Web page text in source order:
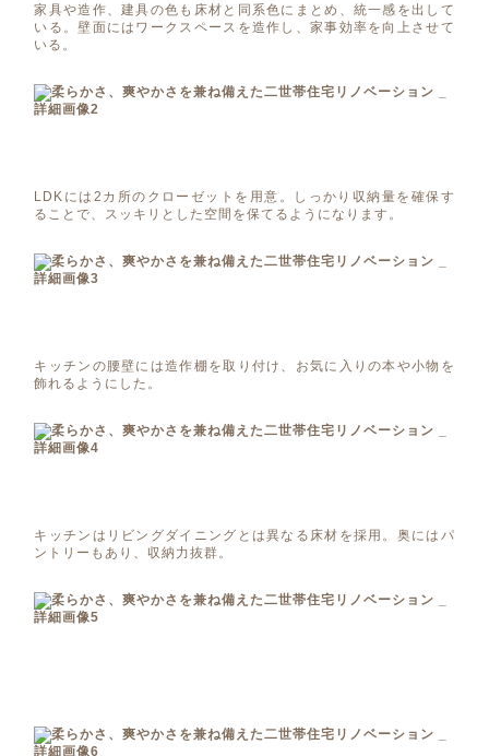
家具や造作、建具の色も床材と同系色にまとめ、統一感を出して
いる。壁面にはワークスペースを造作し、家事効率を向上させて
いる。
LDKには2カ所のクローゼットを用意。しっかり収納量を確保す
ることで、スッキリとした空間を保てるようになります。
キッチンの腰壁には造作棚を取り付け、お気に入りの本や小物を
飾れるようにした。
キッチンはリビングダイニングとは異なる床材を採用。奥にはパ
ントリーもあり、収納力抜群。